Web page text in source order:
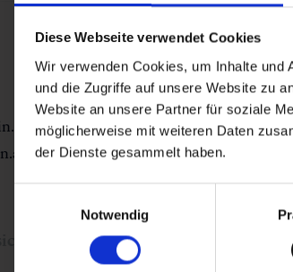
Diese Webseite verwendet Cookies
Wir verwenden Cookies, um Inhalte und
und die Zugriffe auf unsere Website zu
Website an unsere Partner für soziale
möglicherweise mit weiteren Daten
der Dienste gesammelt haben.
Notwendig